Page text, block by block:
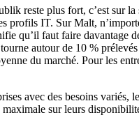
reste plus fort, c’est sur la
profils IT. Sur Malt,
qu’il faut faire davantage
autour de 10 %
du marché. Pour les
avec des besoins variés,
sur leurs